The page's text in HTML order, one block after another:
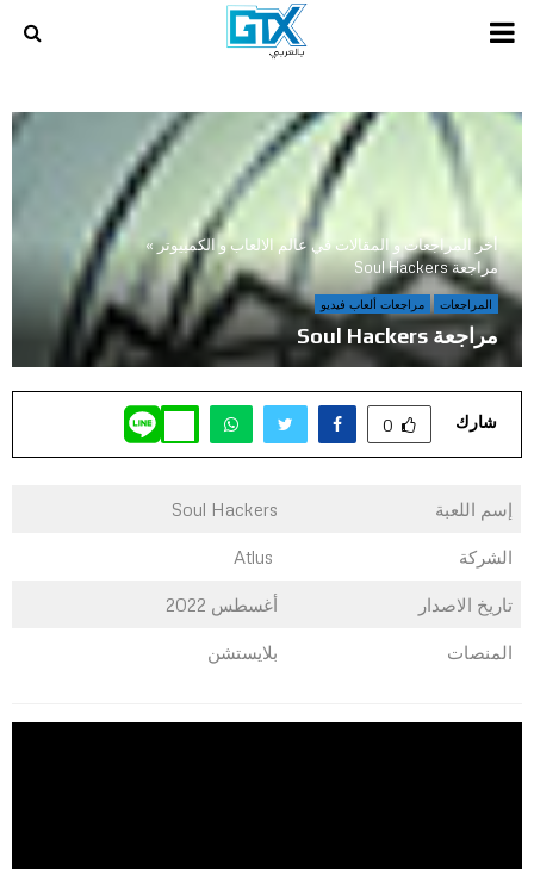
PRIMARY
أخر المراجعات و المقالات في عالم الالعاب و الكمبيوتر»
مراجعة Soul Hackers
المراجعات مراجعات ألعاب فيديو
مراجعة Soul Hackers
شارك 0
إسم اللعبة Soul Hackers
الشركة
تاريخ الاصدار أغسطس 2022
المنصات بلايستشن